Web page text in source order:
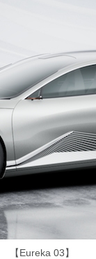
【Eureka 03】